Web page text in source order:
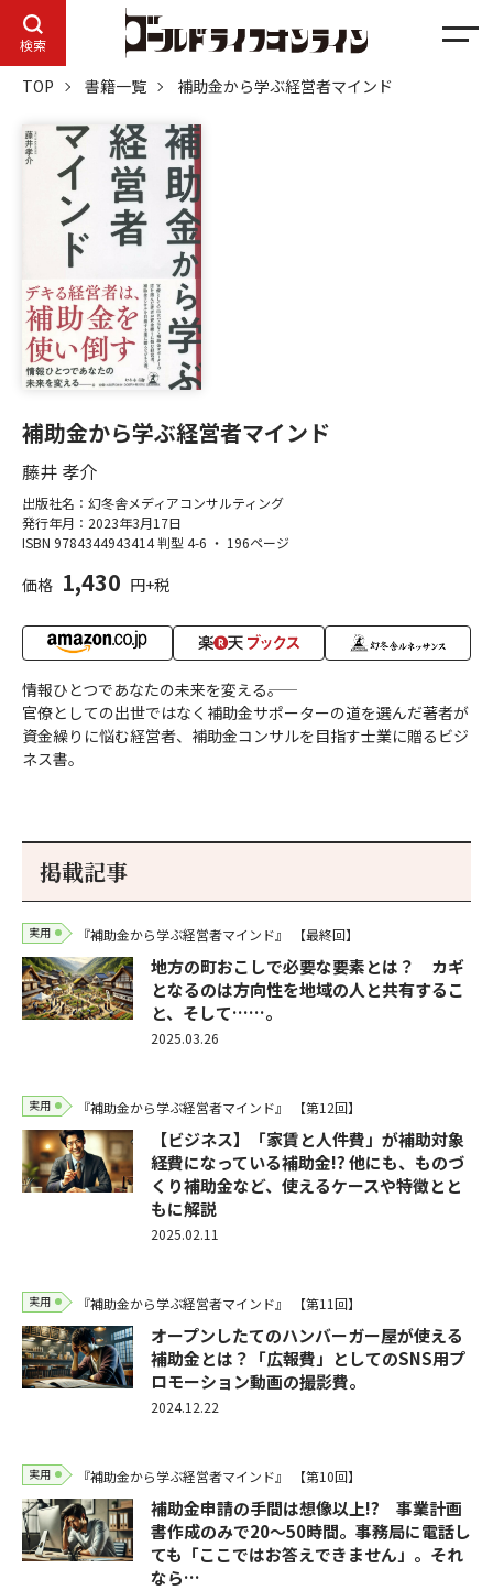
検索
メ
TOP 書籍一覧 補助金から学ぶ経営者マインド
補助金から学ぶ経営者マインド
藤井 孝介
出版社名：幻冬舎メディアコンサルティング
発行年月：2023年3月17日
ISBN 9784344943414判型 4-6 ・ 196ページ
価格 1,430 円+税
情報ひとつであなたの未来を変える――。
官僚としての出世ではなく補助金サポーターの道を選んだ著者が
資金繰りに悩む経営者、補助金コンサルを目指す士業に贈るビジ
ネス書。
掲載記事
実用 『補助金から学ぶ経営者マインド』 【最終回】
地方の町おこしで必要な要素とは？ カギ
となるのは方向性を地域の人と共有するこ
と、そして……。
2025.03.26
実用 『補助金から学ぶ経営者マインド』 【第12回】
【ビジネス】「家賃と人件費」が補助対象
経費になっている補助金!? 他にも、ものづ
くり補助金など、使えるケースや特徴とと
もに解説
2025.02.11
実用 『補助金から学ぶ経営者マインド』 【第11回】
オープンしたてのハンバーガー屋が使える
補助金とは？「広報費」としてのSNS用プ
ロモーション動画の撮影費。
2024.12.22
実用 『補助金から学ぶ経営者マインド』 【第10回】
補助金申請の手間は想像以上!? 事業計画
書作成のみで20～50時間。事務局に電話し
ても「ここではお答えできません」。それ
なら…